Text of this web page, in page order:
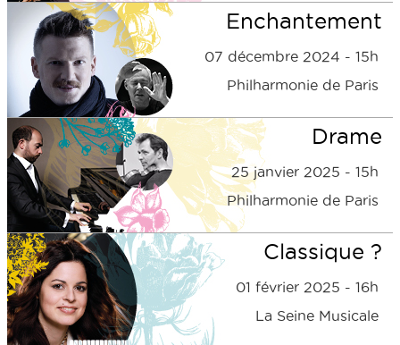
Enchantement
07 décembre 2024 - 15h
Philharmonie de Paris
Drame
25 janvier 2025 - 15h
Philharmonie de Paris
Classique ?
01 février 2025 - 16h
La Seine Musicale